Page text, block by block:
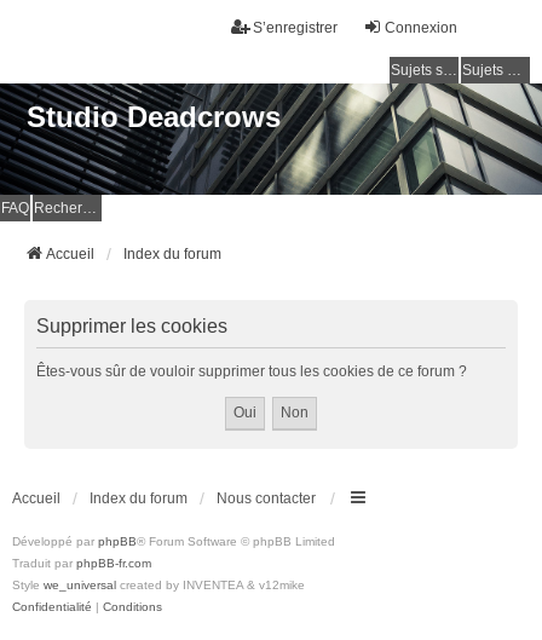
Connexion
S’enregistrer
Sujets sans réponse Sujets actifs
Studio Deadcrows
FAQ Rechercher
Accueil Index du forum
Supprimer les cookies
Êtes-vous sûr de vouloir supprimer tous les cookies de ce forum ?
Accueil Index du forum Nous contacter
Développé par phpBB® Forum Software © phpBB Limited
Traduit par phpBB-fr.com
Style we_universal created by INVENTEA & v12mike
Confidentialité | Conditions